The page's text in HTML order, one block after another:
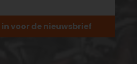
voor de nieuwsbrief